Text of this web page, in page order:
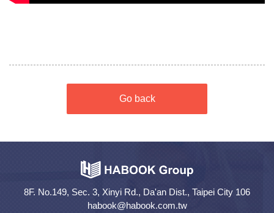
Go back
8F. No.149, Sec. 3, Xinyi Rd., Da'an Dist., Taipei City 106
habook@habook.com.tw